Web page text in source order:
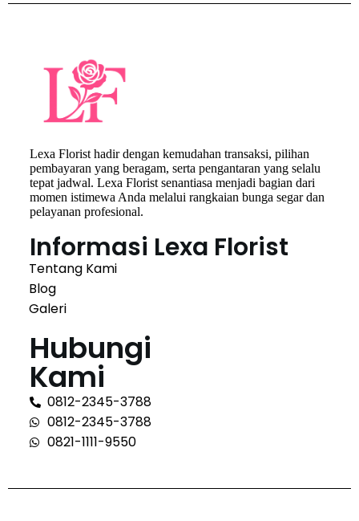
Lexa Florist hadir dengan kemudahan transaksi, pilihan
pembayaran yang beragam, serta pengantaran yang selalu
tepat jadwal. Lexa Florist senantiasa menjadi bagian dari
momen istimewa Anda melalui rangkaian bunga segar dan
pelayanan profesional.
Informasi Lexa Florist
Tentang Kami
Blog
Galeri
Hubungi
Kami
0812-2345-3788
0812-2345-3788
0821-1111-9550